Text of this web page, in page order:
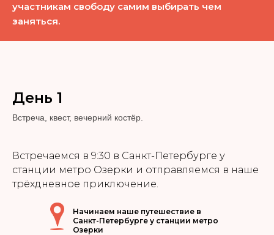
участникам свободу самим выбирать чем
заняться.
День 1
Встреча, квест, вечерний костёр.
Встречаемся в 9:30 в Санкт-Петербурге у
станции метро Озерки и отправляемся в наше
трёхдневное приключение.
Начинаем наше путешествие в
Санкт-Петербурге у станции метро
Озерки